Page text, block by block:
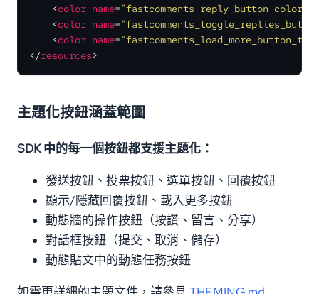
<color name="fastcomments_reply_button_color"
<color name=
<color name=
</resources>
主題化按鈕涵蓋範圍
SDK 中的每一個按鈕都支援主題化：
發送按鈕、投票按鈕、選單按鈕、回覆按鈕
顯示/隱藏回覆按鈕、載入更多按鈕
動態牆的操作按鈕（按讚、留言、分享）
對話框按鈕（提交、取消、儲存）
動態貼文中的動態任務按鈕